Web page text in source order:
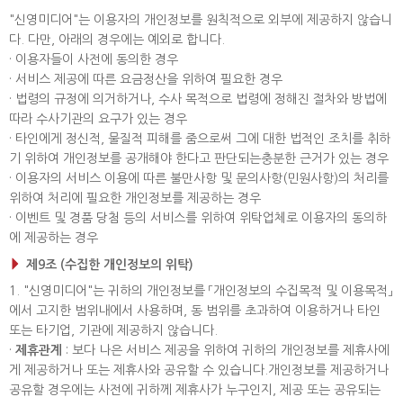
"신영미디어"는 이용자의 개인정보를 원칙적으로 외부에 제공하지 않습니
다. 다만, 아래의 경우에는 예외로 합니다.
· 이용자들이 사전에 동의한 경우
· 서비스 제공에 따른 요금정산을 위하여 필요한 경우
· 법령의 규정에 의거하거나, 수사 목적으로 법령에 정해진 절차와 방법에
따라 수사기관의 요구가 있는 경우
· 타인에게 정신적, 물질적 피해를 줌으로써 그에 대한 법적인 조치를 취하
기 위하여 개인정보를 공개해야 한다고 판단되는충분한 근거가 있는 경우
· 이용자의 서비스 이용에 따른 불만사항 및 문의사항(민원사항)의 처리를
위하여 처리에 필요한 개인정보를 제공하는 경우
· 이벤트 및 경품 당첨 등의 서비스를 위하여 위탁업체로 이용자의 동의하
에 제공하는 경우
제9조 (수집한 개인정보의 위탁)
1. "신영미디어"는 귀하의 개인정보를 「개인정보의 수집목적 및 이용목적」
에서 고지한 범위내에서 사용하며, 동 범위를 초과하여 이용하거나 타인
또는 타기업, 기관에 제공하지 않습니다.
· 제휴관계
: 보다 나은 서비스 제공을 위하여 귀하의 개인정보를 제휴사에
게 제공하거나 또는 제휴사와 공유할 수 있습니다.개인정보를 제공하거나
공유할 경우에는 사전에 귀하께 제휴사가 누구인지, 제공 또는 공유되는